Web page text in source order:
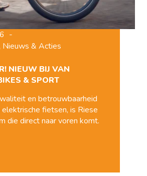
Nieuws & Acties
NIEUW BIJ VAN
& SPORT
en betrouwbaarheid
fietsen, is Riese
die direct naar voren komt.